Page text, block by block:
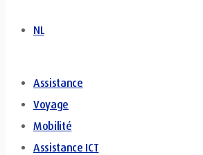
NL
Assistance
Voyage
Mobilité
Assistance ICT